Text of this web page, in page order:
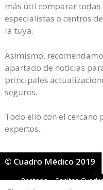
más útil comparar todas
especialistas o centros
la tuya.
Asimismo,
apartado de noticias
principales
seguros.
Todo ello con el cercano
expertos.
© Cuadro Médico 2019
Portada»Sanitas